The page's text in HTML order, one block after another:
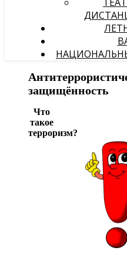
защищённость
Что
такое
терроризм?